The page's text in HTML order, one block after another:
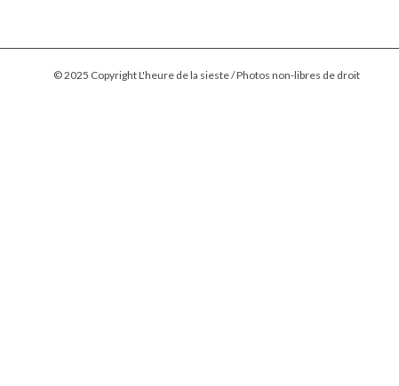
© 2025 Copyright L'heure de la sieste / Photos non-libres de droit